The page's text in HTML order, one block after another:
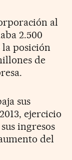
al
2.500
posición
de
sus
ejercicio
ingresos
del